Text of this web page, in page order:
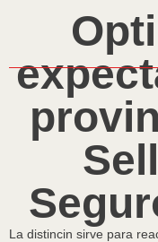
La distincin sirve para